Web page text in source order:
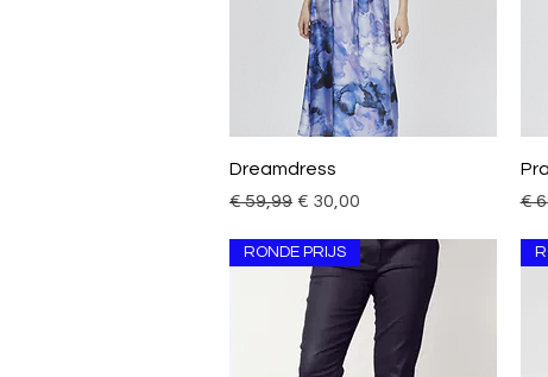
Snel overzicht
Dreamdress
Normale prijs
€ 59,99 Verkoopprijs
€ 30,00 €
RONDE PRIJS